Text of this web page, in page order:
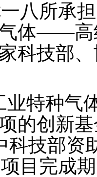
八所承担
体——高
科技部
特种气
的创新
科技部资
目完成